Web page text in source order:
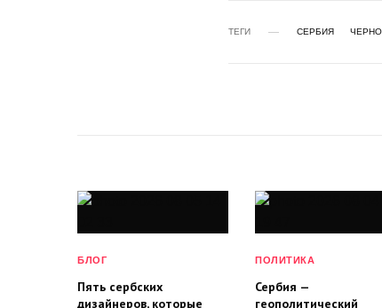
ТЕГИ СЕРБИЯ
БЛОГ
Пять сербских
дизайнеров, которые
ПОЛИТИКА
Сербия —
геополитический